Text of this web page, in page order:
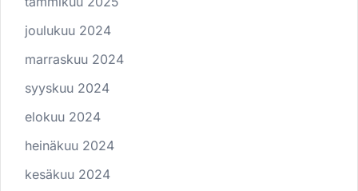
joulukuu 2024
marraskuu 2024
syyskuu 2024
elokuu 2024
heinäkuu 2024
kesäkuu 2024